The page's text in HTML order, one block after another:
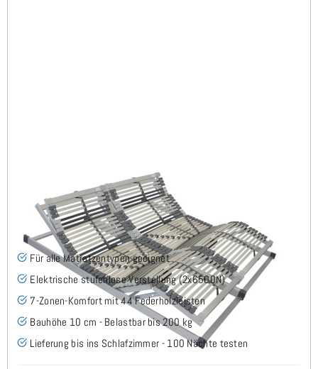
Nimbo 44 EKFV - Lattenrost 180x200 cm (2x90x200)
(66)
Für alle Matratzentypen geeignet
Elektrische stufenlose Verstellung (2x6500N)
7-Zonen-Komfort mit 44 Federholzleisten
Bauhöhe 10 cm - Belastbar bis 200 kg
Lieferung bis ins Schlafzimmer - 100 Nächte testen